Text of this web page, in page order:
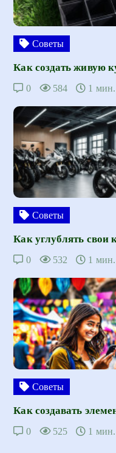
Советы
Как создать живую
0 584 1 мин.
Советы
Как углублять свои
0 532 1 мин.
Советы
Как создавать
0 525 1 мин.